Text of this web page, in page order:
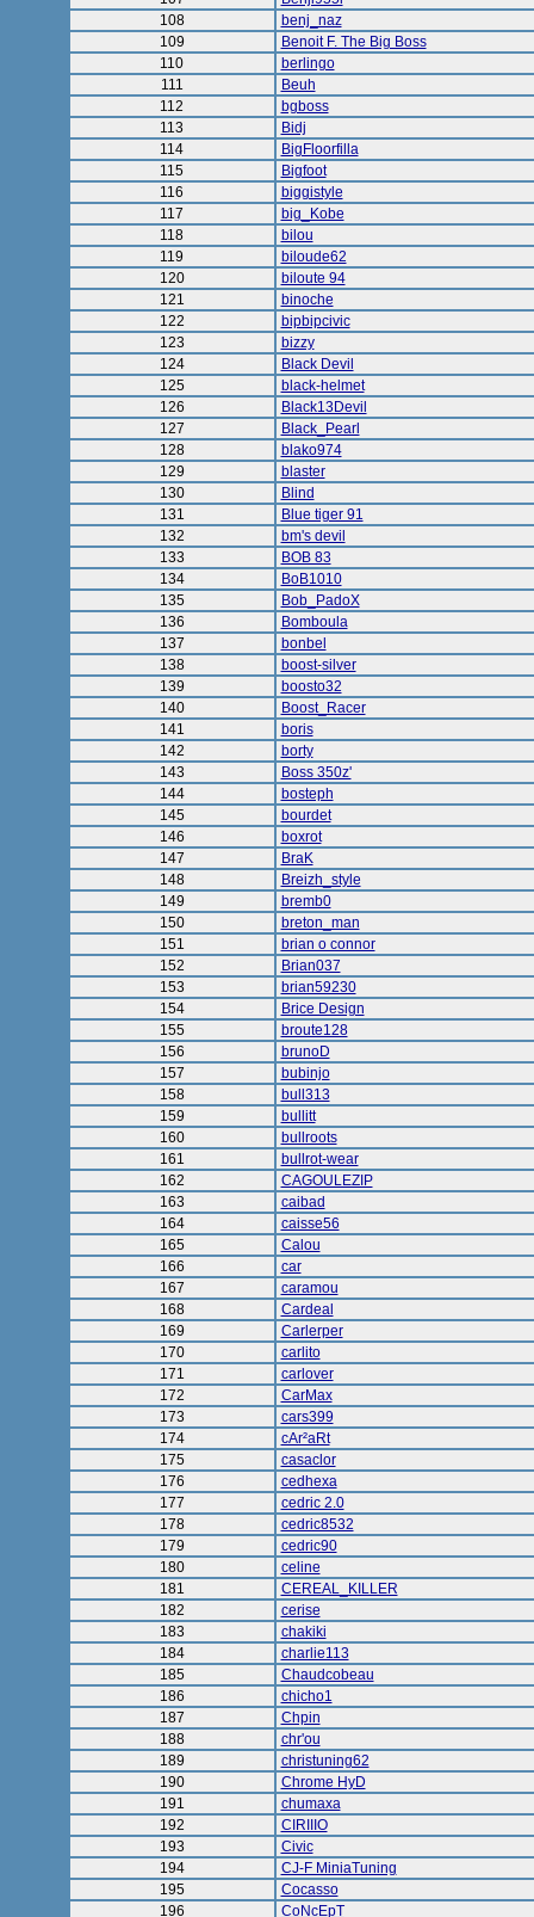
108
benj_naz
109
Benoit F. The Big Boss
110
berlingo
111
Beuh
112
bgboss
113
Bidj
114
BigFloorfilla
115
Bigfoot
116
biggistyle
117
big_Kobe
118
bilou
119
biloude62
120
biloute 94
121
binoche
122
bipbipcivic
123
bizzy
124
Black Devil
125
black-helmet
126
Black13Devil
127
Black_Pearl
128
blako974
129
blaster
130
Blind
131
Blue tiger 91
132
bm's devil
133
BOB 83
134
BoB1010
135
Bob_PadoX
136
Bomboula
137
bonbel
138
boost-silver
139
boosto32
140
Boost_Racer
141
boris
142
borty
143
Boss 350z'
144
bosteph
145
bourdet
146
boxrot
147
BraK
148
Breizh_style
149
bremb0
150
breton_man
151
brian o connor
152
Brian037
153
brian59230
154
Brice Design
155
broute128
156
brunoD
157
bubinjo
158
bull313
159
bullitt
160
bullroots
161
bullrot-wear
162
CAGOULEZIP
163
caibad
164
caisse56
165
Calou
166
car
167
caramou
168
Cardeal
169
Carlerper
170
carlito
171
carlover
172
CarMax
173
cars399
174
cAr²aRt
175
casaclor
176
cedhexa
177
cedric 2.0
178
cedric8532
179
cedric90
180
celine
181
CEREAL_KILLER
182
cerise
183
chakiki
184
charlie113
185
Chaudcobeau
186
chicho1
187
Chpin
188
chr'ou
189
christuning62
190
Chrome HyD
191
chumaxa
192
CIRIIIO
193
Civic
194
CJ-F MiniaTuning
195
Cocasso
196
CoNcEpT